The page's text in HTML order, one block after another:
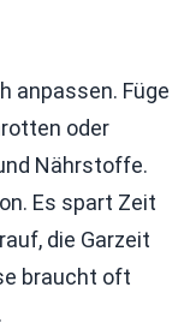
anpassen. Füge
oder
Nährstoffe.
Es spart Zeit
die Garzeit
braucht oft